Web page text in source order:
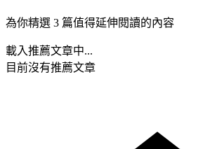
為你精選 3 篇值得延伸閱讀的內容
載入推薦文章中...
目前沒有推薦文章